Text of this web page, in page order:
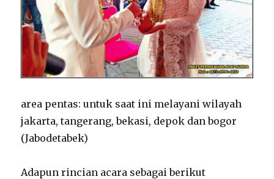
area pentas: untuk saat ini melayani wilayah
jakarta, tangerang, bekasi, depok dan bogor
(Jabodetabek)
Adapun rincian acara sebagai berikut